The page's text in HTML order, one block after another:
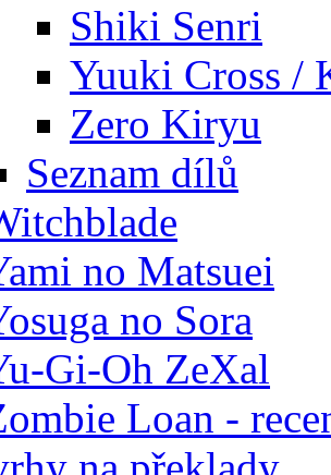
Shiki Senri
Yuuki Cross /
Zero Kiryu
Seznam dílů
no Matsuei
no Sora
Gi-Oh ZeXal
Loan -